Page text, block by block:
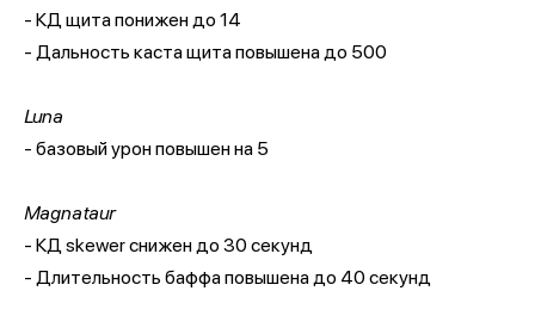
- КД щита понижен до 14
- Дальность каста щита повышена до 500
Luna
- базовый урон повышен на 5
Magnataur
- КД skewer снижен до 30 секунд
- Длительность баффа повышена до 40 секунд